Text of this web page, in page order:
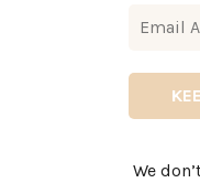
We